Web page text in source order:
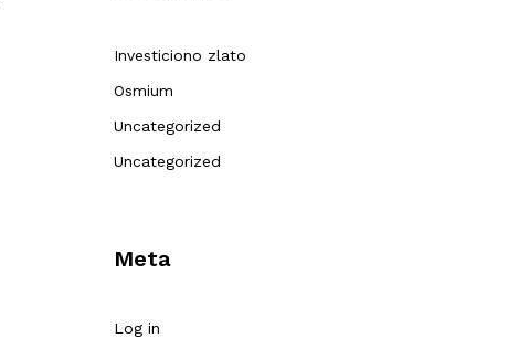
Investiciono zlato
Osmium
Uncategorized
Uncategorized
Meta
Log in